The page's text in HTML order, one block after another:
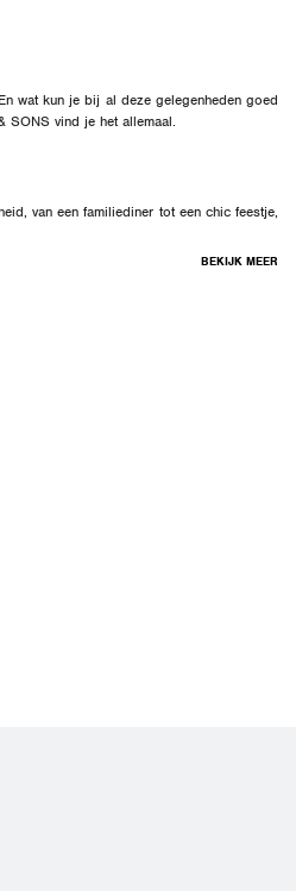
wat kun je bij al deze gelegenheden goed
SONS vind je het allemaal.
van een familiediner tot een chic feestje,
BEKIJK MEER